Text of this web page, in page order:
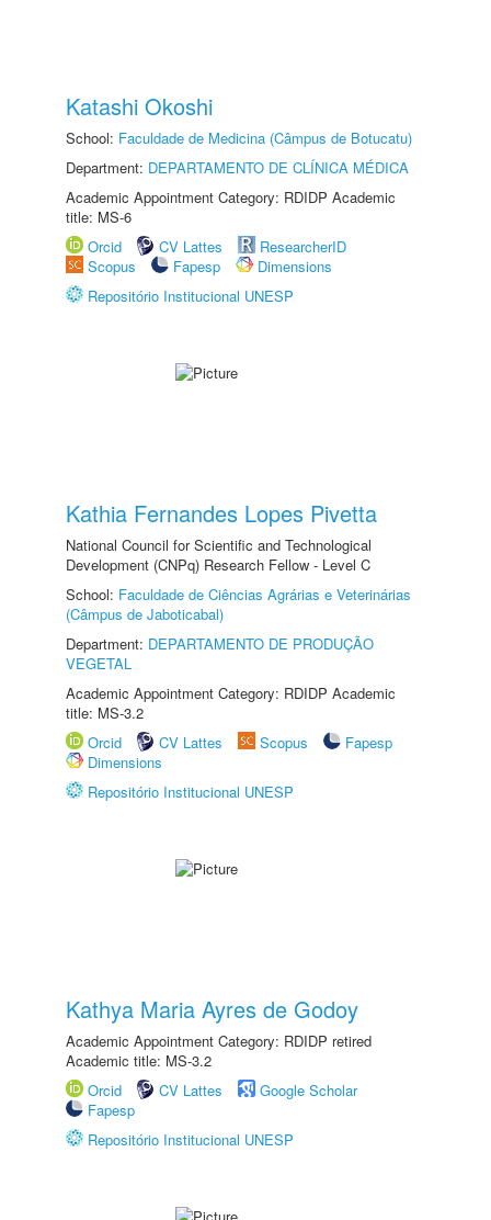
Katashi Okoshi
School: Faculdade de Medicina (Câmpus de Botucatu)
Department: DEPARTAMENTO DE CLÍNICA MÉDICA
Academic Appointment Category: RDIDP Academic
title: MS-6
Orcid
CV Lattes
ResearcherID
Scopus
Fapesp
Dimensions
Repositório Institucional UNESP
Kathia Fernandes Lopes Pivetta
National Council for Scientific and Technological
Development (CNPq) Research Fellow - Level C
School: Faculdade de Ciências Agrárias e Veterinárias
(Câmpus de Jaboticabal)
Department: DEPARTAMENTO DE PRODUÇÃO
VEGETAL
Academic Appointment Category: RDIDP Academic
title: MS-3.2
Orcid
CV Lattes Scopus
Fapesp
Dimensions
Repositório Institucional UNESP
Kathya Maria Ayres de Godoy
Academic Appointment Category: RDIDP retired
Academic title: MS-3.2
Orcid
CV Lattes
Google Scholar
Fapesp
Repositório Institucional UNESP